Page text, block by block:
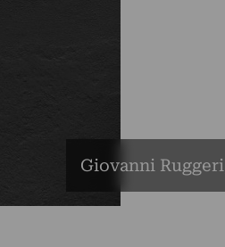
Giovanni